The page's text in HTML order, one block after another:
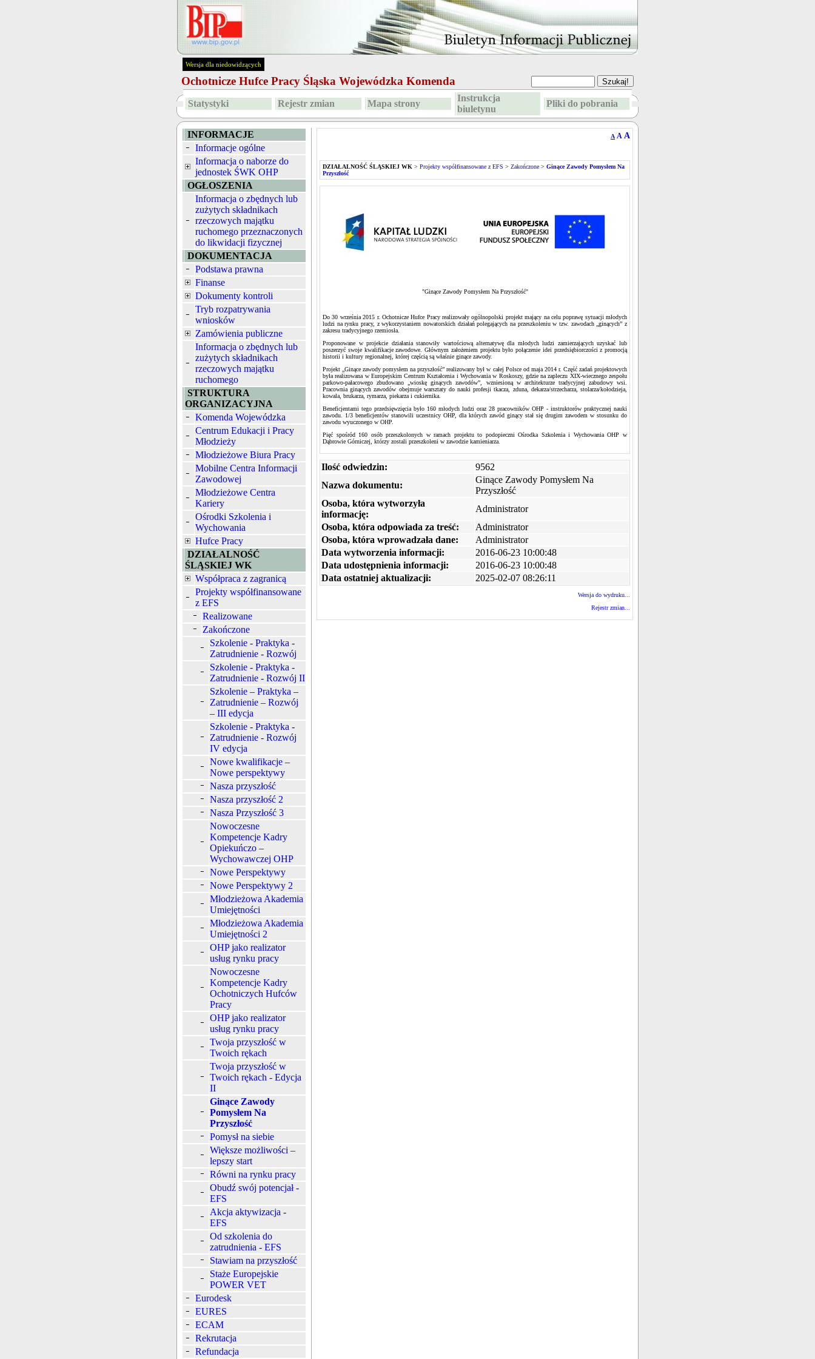
Wersja dla niedowidzących
Ochotnicze Hufce Pracy Śląska Wojewódzka Komenda
Statystyki Rejestr zmian Mapa strony
Instrukcja
biuletynu
Pliki do pobrania
INFORMACJE
Informacje ogólne
Informacja o naborze do
jednostek ŚWK OHP
OGŁOSZENIA
Informacja o zbędnych lub
zużytych składnikach
rzeczowych majątku
ruchomego przeznaczonych
do likwidacji fizycznej
DOKUMENTACJA
Podstawa prawna
Finanse
Dokumenty kontroli
Tryb rozpatrywania
wniosków
Zamówienia publiczne
Informacja o zbędnych lub
zużytych składnikach
rzeczowych majątku
ruchomego
STRUKTURA
ORGANIZACYJNA
Komenda Wojewódzka
Centrum Edukacji i Pracy
Młodzieży
Młodzieżowe Biura Pracy
Mobilne Centra Informacji
Zawodowej
Młodzieżowe Centra
Kariery
Ośrodki Szkolenia i
Wychowania
Hufce Pracy
DZIAŁALNOŚĆ
ŚLĄSKIEJ WK
Współpraca z zagranicą
Projekty współfinansowane
z EFS
Realizowane
Zakończone
Szkolenie - Praktyka -
Zatrudnienie - Rozwój
Szkolenie - Praktyka -
Zatrudnienie - Rozwój II
Szkolenie – Praktyka –
Zatrudnienie – Rozwój
– III edycja
Szkolenie - Praktyka -
Zatrudnienie - Rozwój
IV edycja
Nowe kwalifikacje –
Nowe perspektywy
Nasza przyszłość
Nasza przyszłość 2
Nasza Przyszłość 3
Nowoczesne
Kompetencje Kadry
Opiekuńczo –
Wychowawczej OHP
Nowe Perspektywy
Nowe Perspektywy 2
Młodzieżowa Akademia
Umiejętności
Młodzieżowa Akademia
Umiejętności 2
OHP jako realizator
usług rynku pracy
Nowoczesne
Kompetencje Kadry
Ochotniczych Hufców
Pracy
OHP jako realizator
usług rynku pracy
Twoja przyszłość w
Twoich rękach
Twoja przyszłość w
Twoich rękach - Edycja
II
Ginące Zawody
Pomysłem Na
Przyszłość
Pomysł na siebie
Większe możliwości –
lepszy start
Równi na rynku pracy
Obudź swój potencjał -
EFS
Akcja aktywizacja -
EFS
Od szkolenia do
zatrudnienia - EFS
Stawiam na przyszłość
Staże Europejskie
POWER VET
Eurodesk
EURES
ECAM
Rekrutacja
Refundacja
A A A
DZIAŁALNOŚĆ ŚLĄSKIEJ WK > Projekty współfinansowane z EFS > Zakończone > Ginące Zawody Pomysłem Na
Przyszłość
"Ginące Zawody Pomysłem Na Przyszłość"
Do 30 września 2015 r. Ochotnicze Hufce Pracy realizowały ogólnopolski projekt mający na celu poprawę sytuacji młodych
ludzi na rynku pracy, z wykorzystaniem nowatorskich działań polegających na przeszkoleniu w tzw. zawodach „ginących” z
zakresu tradycyjnego rzemiosła.
Proponowane w projekcie działania stanowiły wartościową alternatywę dla młodych ludzi zamierzających uzyskać lub
poszerzyć swoje kwalifikacje zawodowe. Głównym założeniem projektu było połączenie idei przedsiębiorczości z promocją
historii i kultury regionalnej, której częścią są właśnie ginące zawody.
Projekt „Ginące zawody pomysłem na przyszłość” realizowany był w całej Polsce od maja 2014 r. Część zadań projektowych
była realizowana w Europejskim Centrum Kształcenia i Wychowania w Roskoszy, gdzie na zapleczu XIX-wiecznego zespołu
parkowo-pałacowego zbudowano „wioskę ginących zawodów”, wzniesioną w architekturze tradycyjnej zabudowy wsi.
Pracownia ginących zawodów obejmuje warsztaty do nauki profesji tkacza, zduna, dekarza/strzecharza, stolarza/kołodzieja,
kowala, brukarza, rymarza, piekarza i cukiernika.
Beneficjentami tego przedsięwzięcia było 160 młodych ludzi oraz 28 pracowników OHP - instruktorów praktycznej nauki
zawodu. 1/3 beneficjentów stanowili uczestnicy OHP, dla których zawód ginący stał się drugim zawodem w stosunku do
zawodu wyuczonego w OHP.
Pięć spośród 160 osób przeszkolonych w ramach projektu to podopieczni Ośrodka Szkolenia i Wychowania OHP w
Dąbrowie Górniczej, którzy zostali przeszkoleni w zawodzie kamieniarza.
Ilość odwiedzin:
9562
Nazwa dokumentu:
Ginące Zawody Pomysłem Na
Przyszłość
Osoba, która wytworzyła
informację:
Administrator
Osoba, która odpowiada za treść:
Administrator
Osoba, która wprowadzała dane:
Administrator
Data wytworzenia informacji:
2016-06-23 10:00:48
Data udostępnienia informacji:
2016-06-23 10:00:48
Data ostatniej aktualizacji:
2025-02-07 08:26:11
Wersja do wydruku...
Rejestr zmian...